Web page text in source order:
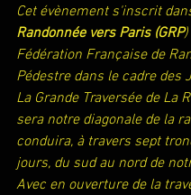
Cet évènement s'inscrit
Randonnée vers Paris (GRP
Fédération Française de
Pédestre dans le cadre des
La Grande Traversée de La
sera notre diagonale de la
conduira, à travers sept
jours, du sud au nord de
Avec en ouverture de la